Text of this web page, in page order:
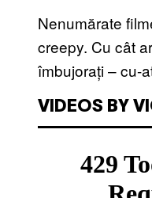
Nenumărate
creepy. Cu cât
îmbujorați – cu-
VIDEOS BY